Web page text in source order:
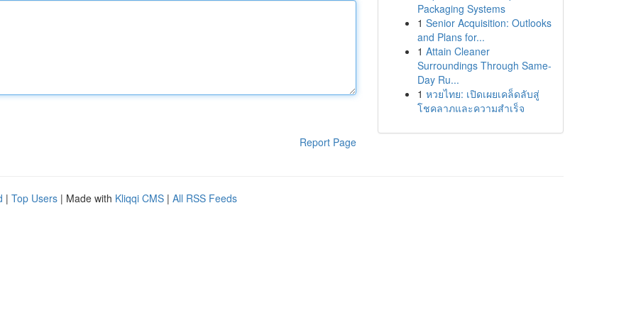
Report Page
Packaging Systems
1 Senior Acquisition: Outlooks
and Plans for...
1 Attain Cleaner
Surroundings Through Same-
Day Ru...
1 หวยไทย: เปิดเผยเคล็ดลับสู่
โชคลาภและความสำเร็จ
| Top Users | Made with Kliqqi CMS | All RSS Feeds